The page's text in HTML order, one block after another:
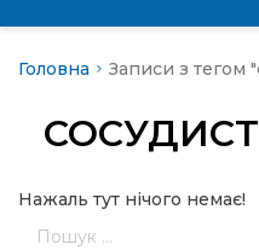
евакуації
Головна Записи з тегом
Нажаль тут нічого немає!